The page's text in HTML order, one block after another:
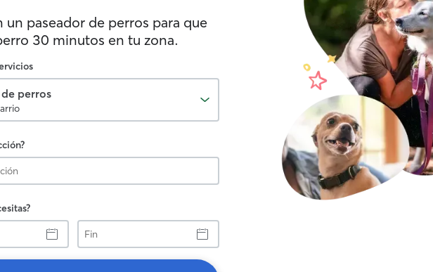
un paseador de perros para que
30 minutos en tu zona.
de perros
Fin